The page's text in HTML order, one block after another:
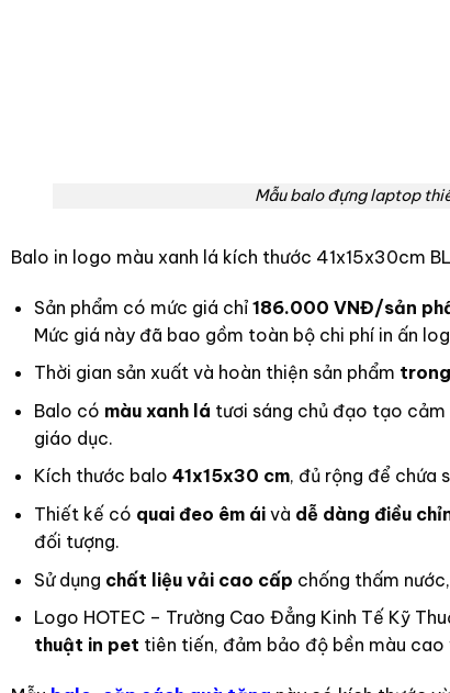
Mẫu balo đựng laptop
Balo in logo màu xanh lá kích thước 41x15x30cm
Sản phẩm có mức giá chỉ 186.000 VNĐ/sản
Mức giá này đã bao gồm toàn bộ chi phí in ấn
Thời gian sản xuất và hoàn thiện sản phẩm
Balo có màu xanh lá tươi sáng chủ đạo tạo cảm
giáo dục.
Kích thước balo 41x15x30 cm, đủ rộng để chứa
Thiết kế có quai đeo êm áivà dễ dàng điều
đối tượng.
Sử dụng chất liệu vải cao cấp chống thấm
Logo HOTEC – Trường Cao Đẳng Kinh Tế Kỹ
thuật in pet tiên tiến, đảm bảo độ bền màu